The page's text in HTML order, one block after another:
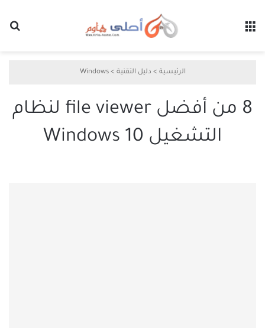
الرئيسية > دليل التقنية >
Windows
8 من أفضل file viewer لنظام
التشغيل Windows 10